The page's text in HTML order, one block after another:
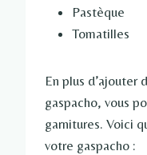
Pastèque
Tomatilles
En plus d’ajouter
gaspacho, vous
garnitures. Voici
votre gaspacho :